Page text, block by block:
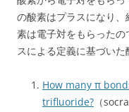
の酸素はプラスになり
素は電子対をもらった
スによる定義に基づいた
How many π
trifluoride? （